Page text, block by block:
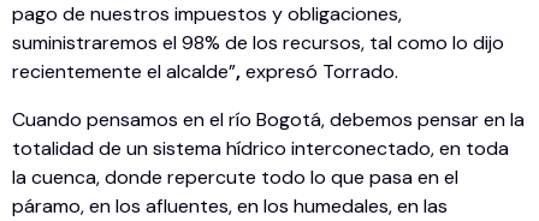
pago de nuestros impuestos y obligaciones,
suministraremos el 98% de los recursos, tal como lo dijo
recientemente el alcalde”,expresó Torrado.
Cuando pensamos en el río Bogotá, debemos pensar en la
totalidad de un sistema hídrico interconectado, en toda
la cuenca, donde repercute todo lo que pasa en el
páramo, en los afluentes, en los humedales, en las